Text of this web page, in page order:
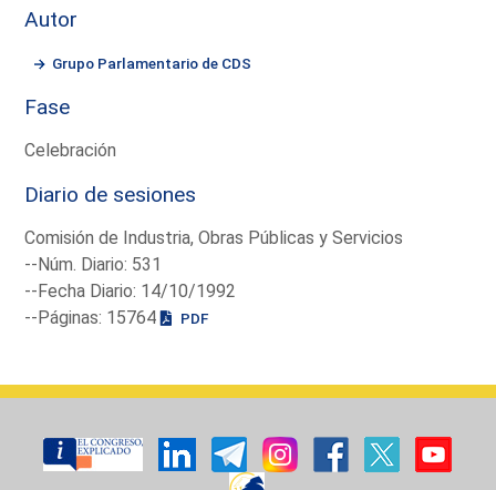
Autor
Grupo Parlamentario de CDS
Fase
Celebración
Diario de sesiones
Comisión de Industria, Obras Públicas y Servicios
--Núm. Diario: 531
--Fecha Diario: 14/10/1992
--Páginas: 15764
PDF